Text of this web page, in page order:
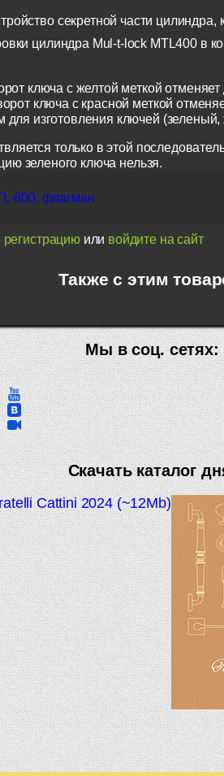
секретной части цилиндра,
цилиндра Mul-t-lock MTL400 в
ключа с желтой меткой отменяет
ключа с красной меткой
для изготовления ключей
только в этой
зеленого ключа нельзя.
800, флагман
регистрациюили войдите на сайт
Также с этим
Мы в соц. сетях:
Скачать каталог
Cattini 2024 (~12Mb)